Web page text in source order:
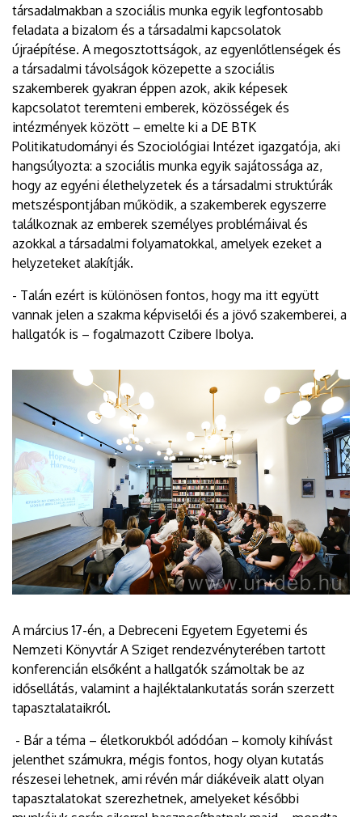
társadalmakban a szociális munka egyik legfontosabb
feladata a bizalom és a társadalmi kapcsolatok
újraépítése. A megosztottságok, az egyenlőtlenségek és
a társadalmi távolságok közepette a szociális
szakemberek gyakran éppen azok, akik képesek
kapcsolatot teremteni emberek, közösségek és
intézmények között – emelte ki a DE BTK
Politikatudományi és Szociológiai Intézet igazgatója, aki
hangsúlyozta: a szociális munka egyik sajátossága az,
hogy az egyéni élethelyzetek és a társadalmi struktúrák
metszéspontjában működik, a szakemberek egyszerre
találkoznak az emberek személyes problémáival és
azokkal a társadalmi folyamatokkal, amelyek ezeket a
helyzeteket alakítják.
- Talán ezért is különösen fontos, hogy ma itt együtt
vannak jelen a szakma képviselői és a jövő szakemberei, a
hallgatók is – fogalmazott Czibere Ibolya.
A március 17-én, a Debreceni Egyetem Egyetemi és
Nemzeti Könyvtár A Sziget rendezvényterében tartott
konferencián elsőként a hallgatók számoltak be az
idősellátás, valamint a hajléktalankutatás során szerzett
tapasztalataikról.
- Bár a téma – életkorukból adódóan – komoly kihívást
jelenthet számukra, mégis fontos, hogy olyan kutatás
részesei lehetnek, ami révén már diákéveik alatt olyan
tapasztalatokat szerezhetnek, amelyeket későbbi